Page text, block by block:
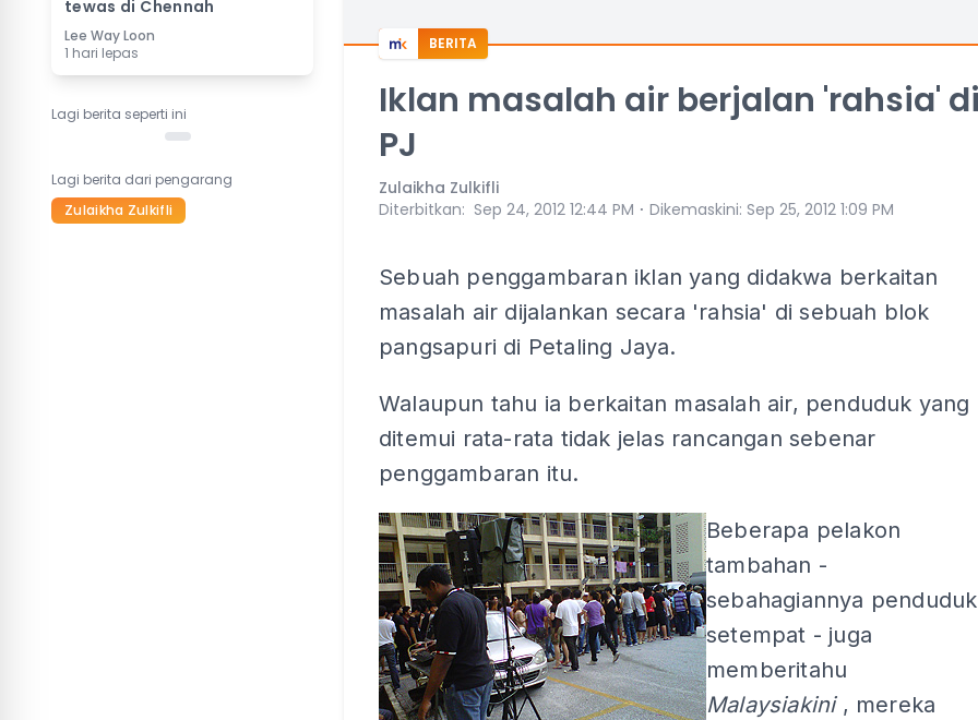
tewas di Chennah
Lee Way Loon
1 hari lepas
Lagi berita seperti ini
Lagi berita dari pengarang
Zulaikha Zulkifli
BERITA
Iklan masalah air berjalan 'rahsia'
PJ
Zulaikha Zulkifli
Diterbitkan: Sep 24, 2012 12:44 PM ⋅ Dikemaskini: Sep 25, 2012 1:09 PM
Sebuah penggambaran iklan yang didakwa berkaitan
masalah air dijalankan secara 'rahsia' di sebuah blok
pangsapuri di Petaling Jaya.
Walaupun tahu ia berkaitan masalah air, penduduk yang
ditemui rata-rata tidak jelas rancangan sebenar
penggambaran itu.
Beberapa pelakon
tambahan -
sebahagiannya penduduk
setempat - juga
memberitahu
Malaysiakini , mereka